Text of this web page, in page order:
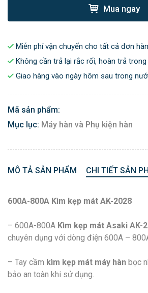
Mua ngay
Miễn phí vận chuyển cho tất cả đơn
Không cần trả lại rắc rối, hoàn trả trong
Giao hàng vào ngày hôm sau trong
Mã sản phẩm:
Mục lục: Máy hàn và Phụ kiện hàn
MÔ TẢ SẢN PHẨM CHI TIẾT SẢN
600A-800A Kìm kẹp mát AK-2028
– 600A-800A Kìm kẹp mát Asaki AK-
chuyên dụng với dòng điện 600A –
– Tay cầm kìm kẹp mát máy hàn bọc
bảo an toàn khi sử dụng.